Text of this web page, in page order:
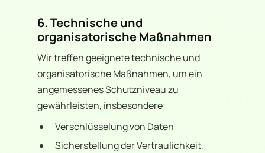
6. Technische und
organisatorische Maßnahmen
Wir treffen geeignete technische und
organisatorische Maßnahmen, um ein
angemessenes Schutzniveau zu
gewährleisten, insbesondere:
Verschlüsselung von Daten
Sicherstellung der Vertraulichkeit,